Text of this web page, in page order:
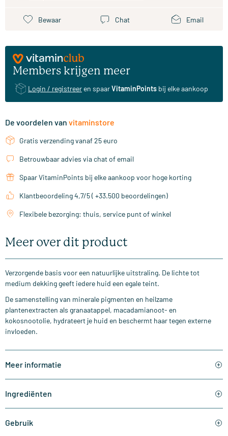
Bewaar Chat Email
Members krijgen meer
Login / registreer en spaarVitaminPoints bij elke aankoop
De voordelen van vitaminstore
Gratis verzending vanaf 25 euro
Betrouwbaar advies via chat of email
Spaar VitaminPoints bij elke aankoop voor hoge korting
Klantbeoordeling 4,7/5 ( +33.500 beoordelingen)
Flexibele bezorging: thuis, service punt of winkel
Meer over dit product
Verzorgende basis voor een natuurlijke uitstraling. De lichte tot
medium dekking geeft iedere huid een egale teint.
De samenstelling van minerale pigmenten en heilzame
plantenextracten als granaatappel, macadamianoot- en
kokosnootolie, hydrateert je huid en beschermt haar tegen externe
invloeden.
Meer informatie
Ingrediënten
Gebruik